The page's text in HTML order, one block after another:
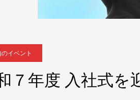
イベント
７年度 入社式を